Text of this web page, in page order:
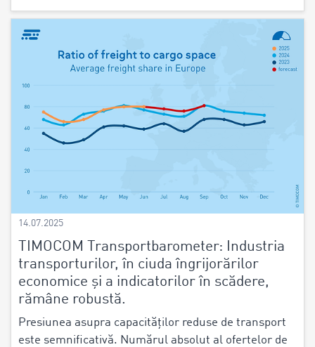
14.07.2025
TIMOCOM Transportbarometer: Industria
transporturilor, în ciuda îngrijorărilor
economice și a indicatorilor în scădere,
rămâne robustă.
Presiunea asupra capacităților reduse de transport
este semnificativă. Numărul absolut al ofertelor de